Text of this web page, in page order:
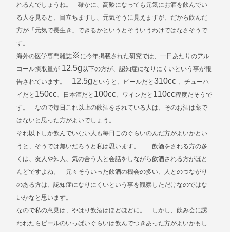
れるんでしょうね。 確かに、高齢になっても元気にお酒を飲んでい
る人を見ると、目立ちますし、元気そうに見えますが、だから飲んだ
方が「元気で長生き」できるかというとそういうわけではなさそうで
す。
海外の医学専門雑誌※ に今年掲載された研究では、一日あたりのアル
コール摂取量が 12.5g 以下の方が、認知症になりにくいという事が報
告されています。 12.5g というと、ビールだと310cc 、チューハ
イだと 150cc、日本酒だと 100cc、ワインだと 110cc程度だそうで
す。 なので毎日これ以上の飲酒をされている人は、そのお酒は薬で
はないと思った方がよいでしょう。
それ以下しか飲んでいない人も毎日このぐらいのんだ方がよいかとい
うと、そうでは無いだろうと私は思います。 飲酒をされる方の多
くは、友人や知人、気の合う人と会話をしながら飲酒される方がほと
んどですよね。 元々そういった飲酒の機会の多い、人とのつながり
のある方は、認知症になりにくいという事を観察しただけなのではな
いかなと思います。
なので私の意見は、やはり飲酒はほどほどに。 しかし、飲み会に誘
われたらビールのいっぱいぐらいは飲んでつきあった方がよいかもし